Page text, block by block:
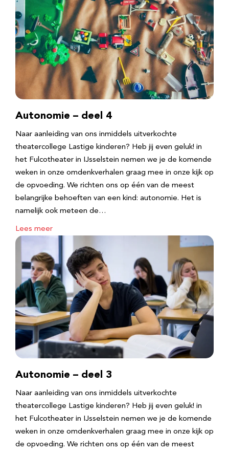
Autonomie – deel 4
Naar aanleiding van ons inmiddels uitverkochte
theatercollege Lastige kinderen? Heb jij even geluk! in
het Fulcotheater in IJsselstein nemen we je de komende
weken in onze omdenkverhalen graag mee in onze kijk op
de opvoeding. We richten ons op één van de meest
belangrijke behoeften van een kind: autonomie. Het is
namelijk ook meteen de…
Lees meer
Autonomie – deel 3
Naar aanleiding van ons inmiddels uitverkochte
theatercollege Lastige kinderen? Heb jij even geluk! in
het Fulcotheater in IJsselstein nemen we je de komende
weken in onze omdenkverhalen graag mee in onze kijk op
de opvoeding. We richten ons op één van de meest